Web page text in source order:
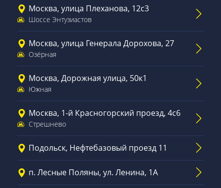
Москва, улица Плеханова, 12с3
Шоссе Энтузиастов
Москва, улица Генерала Дорохова, 27
Озёрная
Москва, Дорожная улица, 50к1
Южная
Москва, 1-й Красногорский проезд, 4с6
Стрешнево
Подольск, Нефтебазовый проезд 11
п. Лесные Поляны, ул. Ленина, 1А